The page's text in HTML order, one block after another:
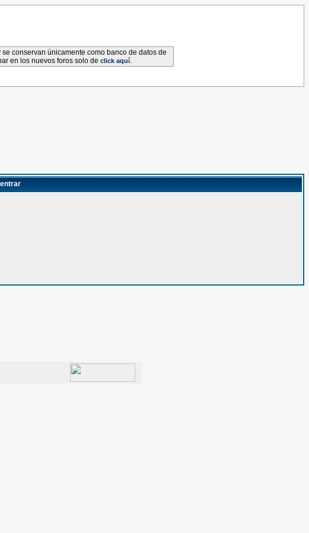
conservan únicamente como banco de datos de
en los nuevos foros solo de click aquí.